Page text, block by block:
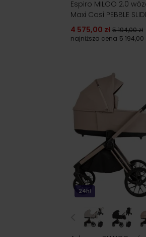
Espiro MILOO 2.0
Maxi Cosi PEBBLE
4 575,00 zł 5 194,00 zł
najniższa cena 5 194,00
24h!